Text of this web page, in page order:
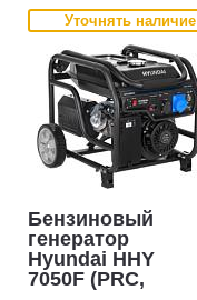
Уточнять наличие
Бензиновый
генератор
Hyundai HHY
7050F (PRC,